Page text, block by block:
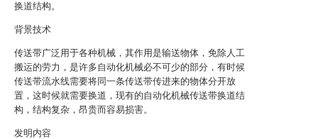
换道结构。
背景技术
传送带广泛用于各种机械，其作用是输送物体，免除人工
搬运的劳力，是许多自动化机械必不可少的部分，有时候
传送带流水线需要将同一条传送带传进来的物体分开放
置，这时候就需要换道，现有的自动化机械传送带换道结
构，结构复杂，昂贵而容易损害。
发明内容